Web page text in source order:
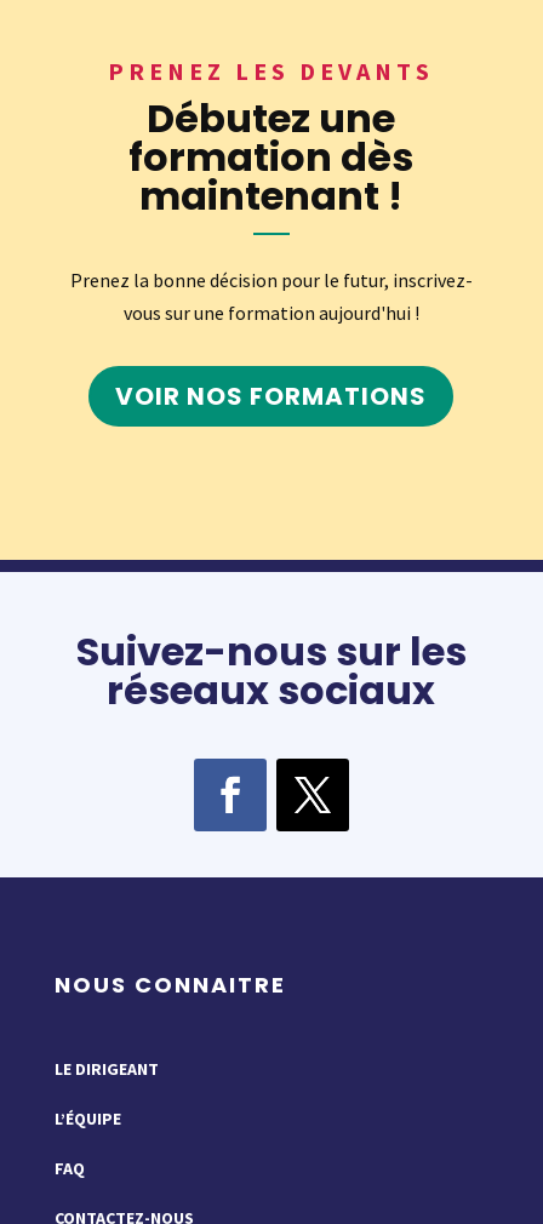
PRENEZ LES DEVANTS
Débutez une
formation dès
maintenant !
Prenez la bonne décision pour le futur, inscrivez-
vous sur une formation aujourd'hui !
VOIR NOS FORMATIONS
Suivez-nous sur les
réseaux sociaux
NOUS CONNAITRE
LE DIRIGEANT
L’ÉQUIPE
FAQ
CONTACTEZ-NOUS